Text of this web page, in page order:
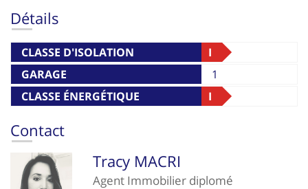
Détails
CLASSE D'ISOLATION
THERMIQUE
I
GARAGE
1
CLASSE ÉNERGÉTIQUE
I
Contact
Tracy MACRI
Agent Immobilier diplomé